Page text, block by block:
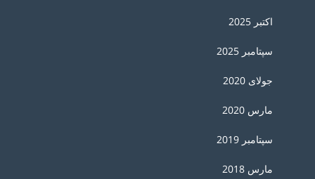
اکتبر 2025
سپتامبر 2025
جولای 2020
مارس 2020
سپتامبر 2019
مارس 2018